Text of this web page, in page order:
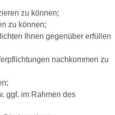
zu können;
zu können;
Ihnen gegenüber erfüllen
nachkommen zu
ggf. im Rahmen des